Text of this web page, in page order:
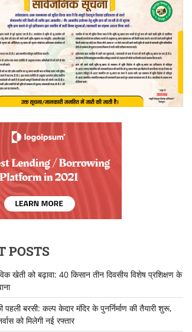
POSTS
खेती को बढ़ावा: 40 किसान तीन दिवसीय विशेष प्रशिक्षण के
पहली बरसी: कल्प केदार मंदिर के पुनर्निर्माण की तैयारी शुरू,
को मिलेगी नई रफ्तार